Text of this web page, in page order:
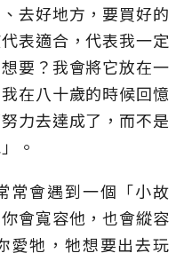
去好地方，要買好的
表適合，代表我一定
要？我會將它放在一
在八十歲的時候回憶
力去達成了，而不是
。
常會遇到一個「小故
會寬容他，也會縱容
愛牠，牠想要出去玩